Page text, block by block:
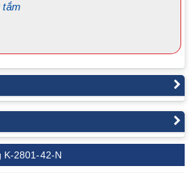
tắm
K-2801-42-N